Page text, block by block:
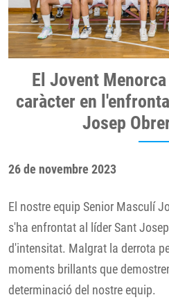
caràcter en l'enfrontament amb el
El Jovent
caràcter en
Josep
26 de novembre 2023
El nostre equip Senior Masculí
s'ha enfrontat al líder Sant
d'intensitat. Malgrat la derrota
moments brillants que
determinació del nostre equip.